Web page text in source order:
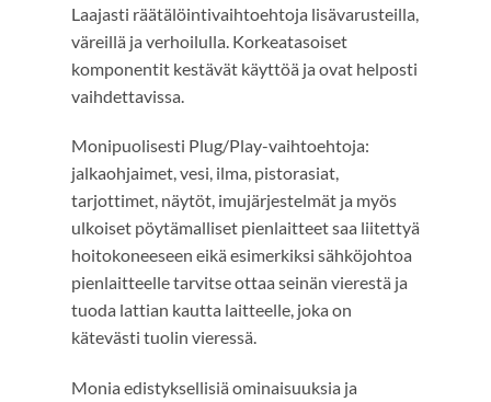
Laajasti räätälöintivaihtoehtoja lisävarusteilla,
väreillä ja verhoilulla. Korkeatasoiset
komponentit kestävät käyttöä ja ovat helposti
vaihdettavissa.
Monipuolisesti Plug/Play-vaihtoehtoja:
jalkaohjaimet, vesi, ilma, pistorasiat,
tarjottimet, näytöt, imujärjestelmät ja myös
ulkoiset pöytämalliset pienlaitteet saa liitettyä
hoitokoneeseen eikä esimerkiksi sähköjohtoa
pienlaitteelle tarvitse ottaa seinän vierestä ja
tuoda lattian kautta laitteelle, joka on
kätevästi tuolin vieressä.
Monia edistyksellisiä ominaisuuksia ja